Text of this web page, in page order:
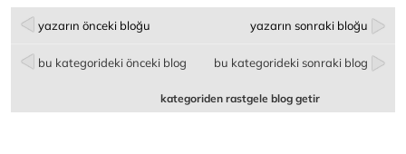
yazarın önceki bloğu yazarın sonraki bloğu
bu kategorideki önceki blog bu kategorideki sonraki blog
kategoriden rastgele blog getir